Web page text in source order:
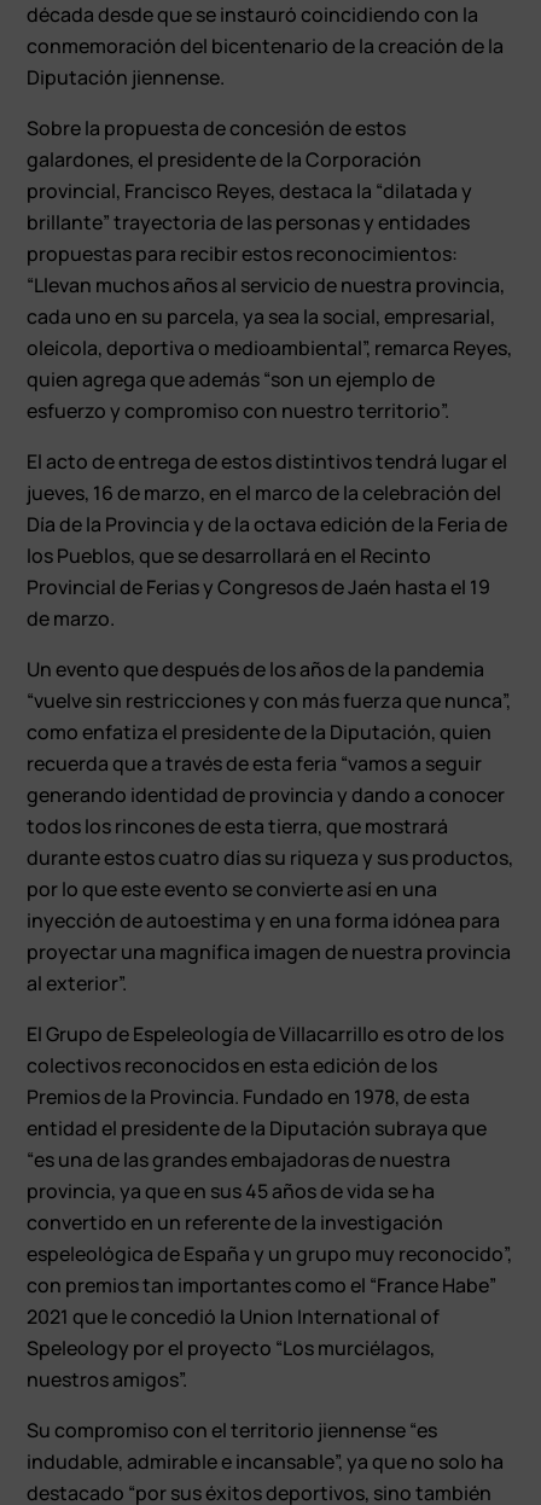
década desde que se instauró coincidiendo con la
conmemoración del bicentenario de la creación de la
Diputación jiennense.
Sobre la propuesta de concesión de estos
galardones, el presidente de la Corporación
provincial, Francisco Reyes, destaca la “dilatada y
brillante” trayectoria de las personas y entidades
propuestas para recibir estos reconocimientos:
“Llevan muchos años al servicio de nuestra provincia,
cada uno en su parcela, ya sea la social, empresarial,
oleícola, deportiva o medioambiental”, remarca Reyes,
quien agrega que además “son un ejemplo de
esfuerzo y compromiso con nuestro territorio”.
El acto de entrega de estos distintivos tendrá lugar el
jueves, 16 de marzo, en el marco de la celebración del
Día de la Provincia y de la octava edición de la Feria de
los Pueblos, que se desarrollará en el Recinto
Provincial de Ferias y Congresos de Jaén hasta el 19
de marzo.
Un evento que después de los años de la pandemia
“vuelve sin restricciones y con más fuerza que nunca”,
como enfatiza el presidente de la Diputación, quien
recuerda que a través de esta feria “vamos a seguir
generando identidad de provincia y dando a conocer
todos los rincones de esta tierra, que mostrará
durante estos cuatro días su riqueza y sus productos,
por lo que este evento se convierte así en una
inyección de autoestima y en una forma idónea para
proyectar una magnífica imagen de nuestra provincia
al exterior”.
El Grupo de Espeleología de Villacarrillo es otro de los
colectivos reconocidos en esta edición de los
Premios de la Provincia. Fundado en 1978, de esta
entidad el presidente de la Diputación subraya que
“es una de las grandes embajadoras de nuestra
provincia, ya que en sus 45 años de vida se ha
convertido en un referente de la investigación
espeleológica de España y un grupo muy reconocido”,
con premios tan importantes como el “France Habe”
2021 que le concedió la Union International of
Speleology por el proyecto “Los murciélagos,
nuestros amigos”.
Su compromiso con el territorio jiennense “es
indudable, admirable e incansable”, ya que no solo ha
destacado “por sus éxitos deportivos, sino también